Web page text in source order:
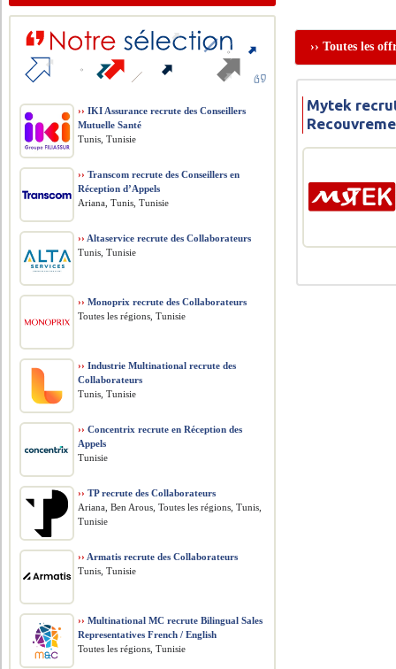
›› Toutes les
Mytek
›› IKI Assurance recrute des Conseillers
Mutuelle Santé
Tunis, Tunisie
›› Transcom recrute des Conseillers en
Réception d’Appels
Ariana, Tunis, Tunisie
›› Altaservice recrute des Collaborateurs
Tunis, Tunisie
›› Monoprix recrute des Collaborateurs
Toutes les régions, Tunisie
›› Industrie Multinational recrute des
Collaborateurs
Tunis, Tunisie
›› Concentrix recrute en Réception des
Appels
Tunisie
›› TP recrute des Collaborateurs
Ariana, Ben Arous, Toutes les régions, Tunis,
Tunisie
›› Armatis recrute des Collaborateurs
Tunis, Tunisie
›› Multinational MC recrute Bilingual Sales
Representatives French / English
Toutes les régions, Tunisie